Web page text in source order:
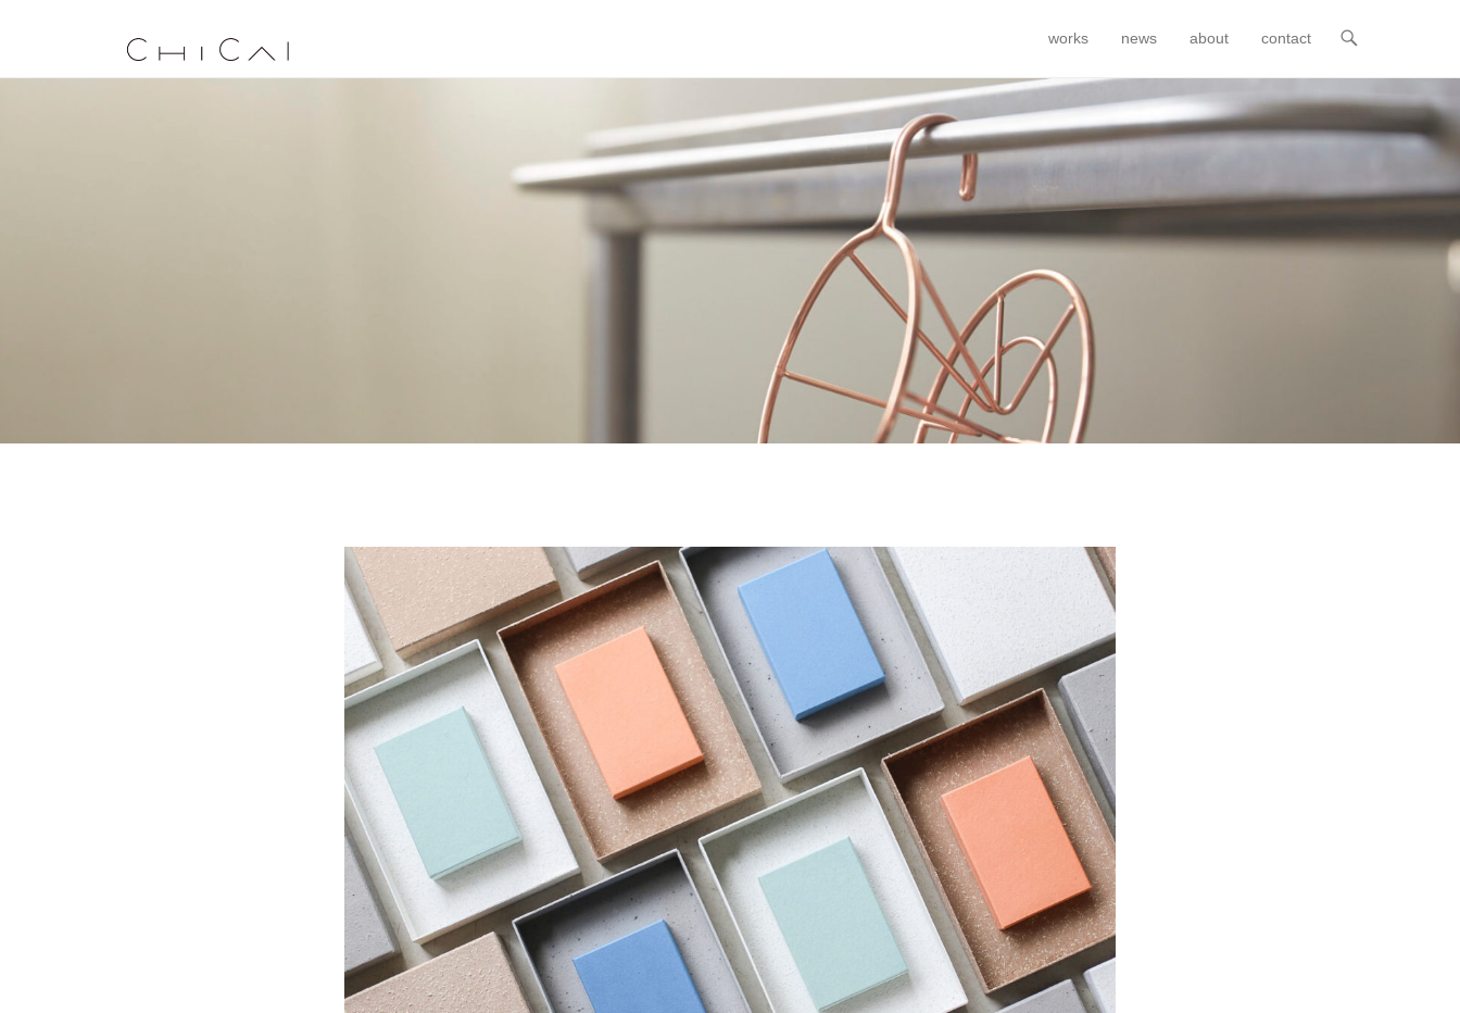
メインメニュー
コンテンツへスキップ
works news about contact